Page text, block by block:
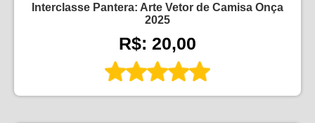
Interclasse Pantera: Arte Vetor de Camisa Onça
2025
R$: 20,00